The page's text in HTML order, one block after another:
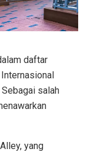
daftar
salah
yang